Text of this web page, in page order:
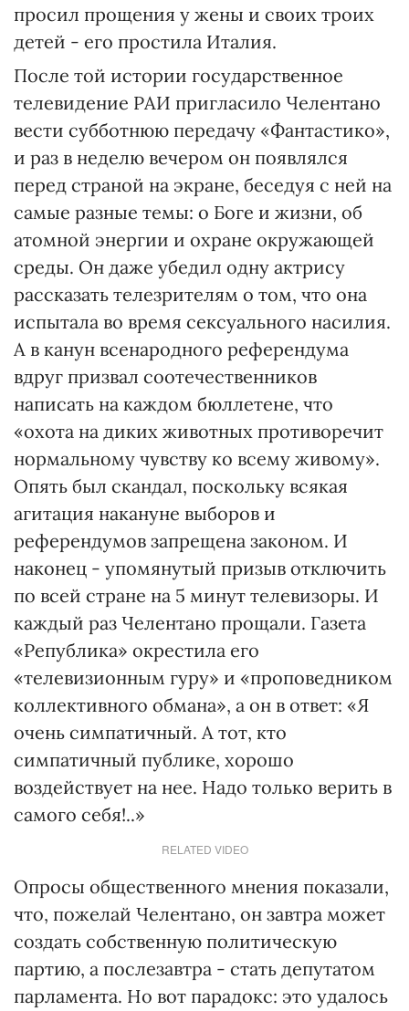
просил прощения у жены и своих троих
детей - его простила Италия.
После той истории государственное
телевидение РАИ пригласило Челентано
вести субботнюю передачу «Фантастико»,
и раз в неделю вечером он появлялся
перед страной на экране, беседуя с ней на
самые разные темы: о Боге и жизни, об
атомной энергии и охране окружающей
среды. Он даже убедил одну актрису
рассказать телезрителям о том, что она
испытала во время сексуального насилия.
А в канун всенародного референдума
вдруг призвал соотечественников
написать на каждом бюллетене, что
«охота на диких животных противоречит
нормальному чувству ко всему живому».
Опять был скандал, поскольку всякая
агитация накануне выборов и
референдумов запрещена законом. И
наконец - упомянутый призыв отключить
по всей стране на 5 минут телевизоры. И
каждый раз Челентано прощали. Газета
«Република» окрестила его
«телевизионным гуру» и «проповедником
коллективного обмана», а он в ответ: «Я
очень симпатичный. А тот, кто
симпатичный публике, хорошо
воздействует на нее. Надо только верить в
самого себя!..»
RELATED VIDEO
Опросы общественного мнения показали,
что, пожелай Челентано, он завтра может
создать собственную политическую
партию, а послезавтра - стать депутатом
парламента. Но вот парадокс: это удалось